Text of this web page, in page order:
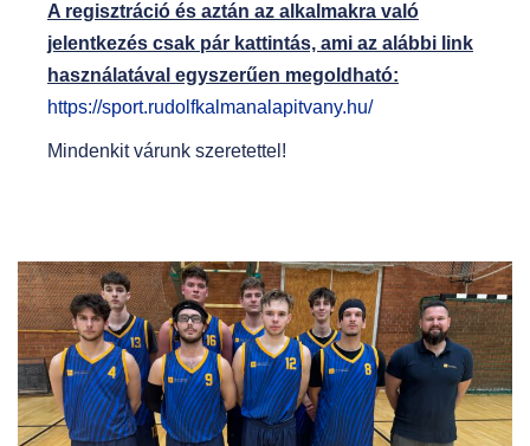
A regisztráció és aztán az alkalmakra való
jelentkezés csak pár kattintás, ami az alábbi link
használatával egyszerűen megoldható:
https://sport.rudolfkalmanalapitvany.hu/
Mindenkit várunk szeretettel!